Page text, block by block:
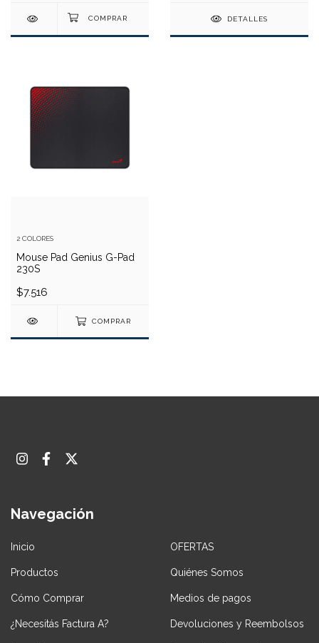
DETALLES
2 COLORES
Mouse Pad Genius G-Pad
230S
$7.516
COMPRAR
Navegación
Inicio OFERTAS
Productos Quiénes Somos
Cómo Comprar Medios de pagos
¿Necesitás Factura A? Devoluciones y Reembolsos